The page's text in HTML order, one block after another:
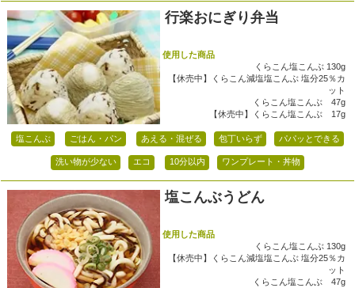
行楽おにぎり弁当
使用した商品
くらこん塩こんぶ 130g
【休売中】くらこん減塩塩こんぶ 塩分25％カ
ット
くらこん塩こんぶ 47g
【休売中】くらこん塩こんぶ 17g
塩こんぶ ごはん・パン あえる・混ぜる 包丁いらず パパッとできる
洗い物が少ない エコ 10分以内 ワンプレート・丼物
塩こんぶうどん
使用した商品
くらこん塩こんぶ 130g
【休売中】くらこん減塩塩こんぶ 塩分25％カ
ット
くらこん塩こんぶ 47g